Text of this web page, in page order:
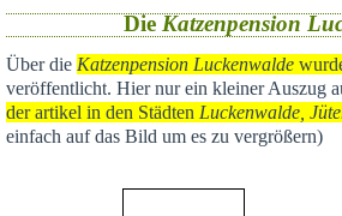
Die Katzenpension
Über die Katzenpension Luckenwalde
veröffentlicht. Hier nur ein kleiner Auszug
der artikel in den Städten Luckenwalde,
einfach auf das Bild um es zu vergrößern)